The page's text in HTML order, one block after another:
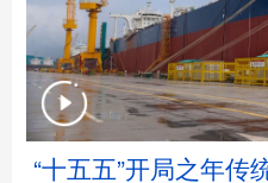
北京 天津
辽宁 吉林
浙江 安徽
“十五五”开局之年传